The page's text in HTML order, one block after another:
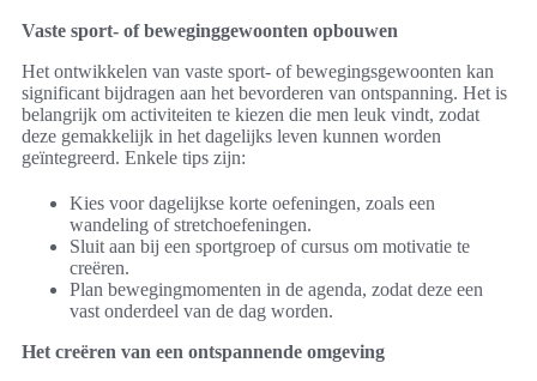
Vaste sport- of beweginggewoonten opbouwen
Het ontwikkelen van vaste sport- of bewegingsgewoonten kan
significant bijdragen aan het bevorderen van ontspanning. Het is
belangrijk om activiteiten te kiezen die men leuk vindt, zodat
deze gemakkelijk in het dagelijks leven kunnen worden
geïntegreerd. Enkele tips zijn:
Kies voor dagelijkse korte oefeningen, zoals een
wandeling of stretchoefeningen.
Sluit aan bij een sportgroep of cursus om motivatie te
creëren.
Plan bewegingmomenten in de agenda, zodat deze een
vast onderdeel van de dag worden.
Het creëren van een ontspannende omgeving